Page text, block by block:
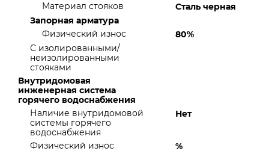
Материал стояков
Сталь черная
Запорная арматура
Физический износ
80%
С изолированными/
неизолированными
стояками
Внутридомовая
инженерная система
горячего водоснабжения
Наличие внутридомовой
системы горячего
водоснабжения
Нет
Физический износ
%